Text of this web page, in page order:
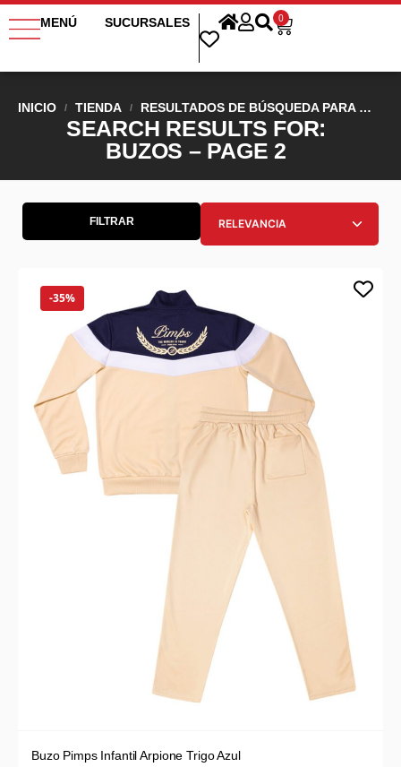
MENÚ SUCURSALES 0
INICIO / TIENDA / RESULTADOS DE BÚSQUEDA PARA “BUZOS”
SEARCH RESULTS FOR:
BUZOS – PAGE 2
FILTRAR
-35%
Buzo Pimps Infantil Arpione Trigo Azul